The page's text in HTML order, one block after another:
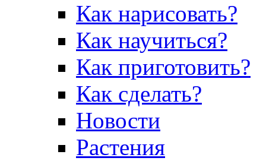
Как нарисовать?
Как научиться?
Как приготовить?
Как сделать?
Новости
Растения